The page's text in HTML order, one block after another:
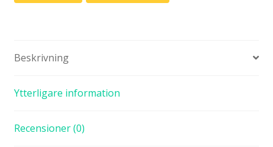
Beskrivning
Ytterligare information
Recensioner (0)